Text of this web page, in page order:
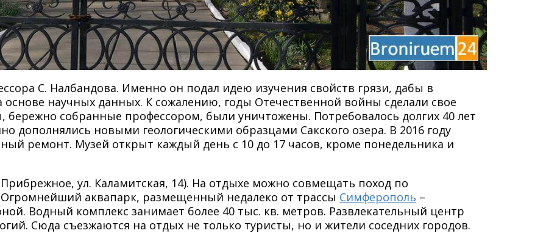
С. Налбандова. Именно он подал идею изучения свойств грязи, дабы в
научных данных. К сожалению, годы Отечественной войны сделали свое
бережно собранные профессором, были уничтожены. Потребовалось долгих 40 лет
дополнялись новыми геологическими образцами Сакского озера. В 2016 году
ремонт. Музей открыт каждый день с 10 до 17 часов, кроме понедельника и
Прибрежное, ул. Каламитская, 14). На отдыхе можно совмещать поход по
аквапарк, размещенный недалеко от трассы Симферополь –
Водный комплекс занимает более 40 тыс. кв. метров. Развлекательный центр
Сюда съезжаются на отдых не только туристы, но и жители соседних городов.